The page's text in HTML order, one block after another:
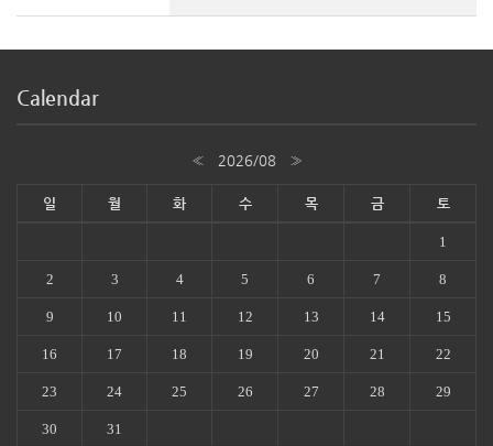
Calendar
« 2026/08 »
일 월 화 수 목 금 토
1
2 3 4 5 6 7 8
9 10 11 12 13 14 15
16 17 18 19 20 21 22
23 24 25 26 27 28 29
30 31